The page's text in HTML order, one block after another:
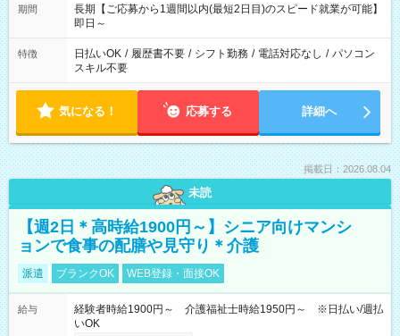
期間
長期【ご応募から1週間以内(最短2日目)のスピード就業が可能】
即日～
特徴 日払いOK / 履歴書不要 / シフト勤務 / 電話対応なし / パソコン
スキル不要
気になる！ 応募する 詳細へ
掲載日：2026.08.04
未読
【週2日＊高時給1900円～】シニア向けマンシ
ョンで食事の配膳や見守り＊介護
派遣 ブランクOK WEB登録・面接OK
給与
経験者時給1900円～ 介護福祉士時給1950円～ ※日払い/週払
いOK